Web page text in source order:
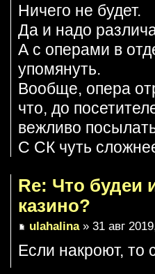
Ничего не будет.
Да и надо
А с операми в
упомянуть.
Вообще, опера
что, до
вежливо
С СК чуть
Re: Что будеи
казино?
ulahalina» 31 авг
Если накроют, то